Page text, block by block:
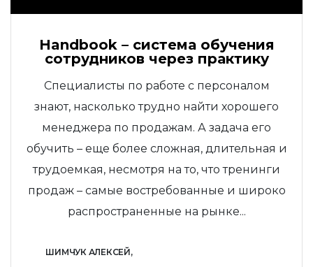
Handbook – система обучения
сотрудников через практику
Специалисты по работе с персоналом
знают, насколько трудно найти хорошего
менеджера по продажам. А задача его
обучить – еще более сложная, длительная и
трудоемкая, несмотря на то, что тренинги
продаж – самые востребованные и широко
распространенные на рынке...
ШИМЧУК АЛЕКСЕЙ,